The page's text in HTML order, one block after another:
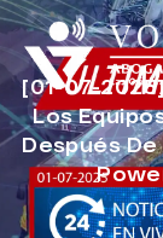
[01-07-
Los
Después De